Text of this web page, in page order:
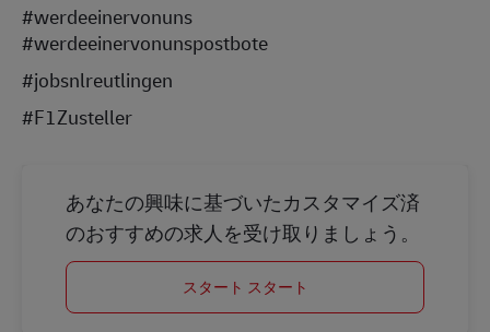
#werdeeinervonuns
#werdeeinervonunspostbote
#jobsnlreutlingen
#F1Zusteller
あなたの興味に基づいたカスタマイズ済
のおすすめの求人を受け取りましょう。
スタート スタート